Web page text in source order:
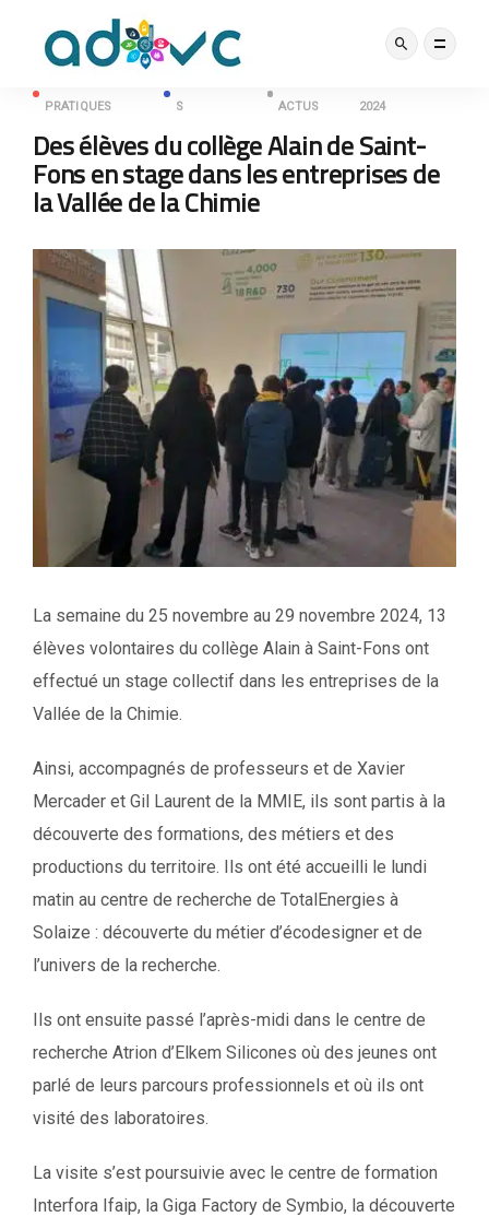
PRATIQUES
S
ACTUS
2024
Des élèves du collège Alain de Saint-
Fons en stage dans les entreprises de
la Vallée de la Chimie
La semaine du 25 novembre au 29 novembre 2024, 13
élèves volontaires du collège Alain à Saint-Fons ont
effectué un stage collectif dans les entreprises de la
Vallée de la Chimie.
Ainsi, accompagnés de professeurs et de Xavier
Mercader et Gil Laurent de la MMIE, ils sont partis à la
découverte des formations, des métiers et des
productions du territoire. Ils ont été accueilli le lundi
matin au centre de recherche de TotalEnergies à
Solaize : découverte du métier d’écodesigner et de
l’univers de la recherche.
Ils ont ensuite passé l’après-midi dans le centre de
recherche Atrion d’Elkem Silicones où des jeunes ont
parlé de leurs parcours professionnels et où ils ont
visité des laboratoires.
La visite s’est poursuivie avec le centre de formation
Interfora Ifaip, la Giga Factory de Symbio, la découverte